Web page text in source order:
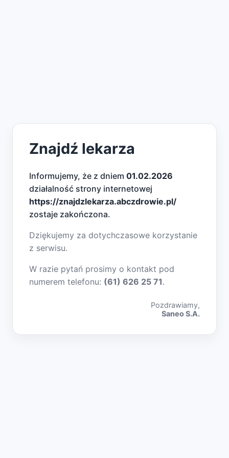
Znajdź lekarza
Informujemy, że z dniem 01.02.2026
działalność strony internetowej
https://znajdzlekarza.abczdrowie.pl/
zostaje zakończona.
Dziękujemy za dotychczasowe korzystanie
z serwisu.
W razie pytań prosimy o kontakt pod
numerem telefonu: (61) 626 25 71.
Pozdrawiamy,
Saneo S.A.